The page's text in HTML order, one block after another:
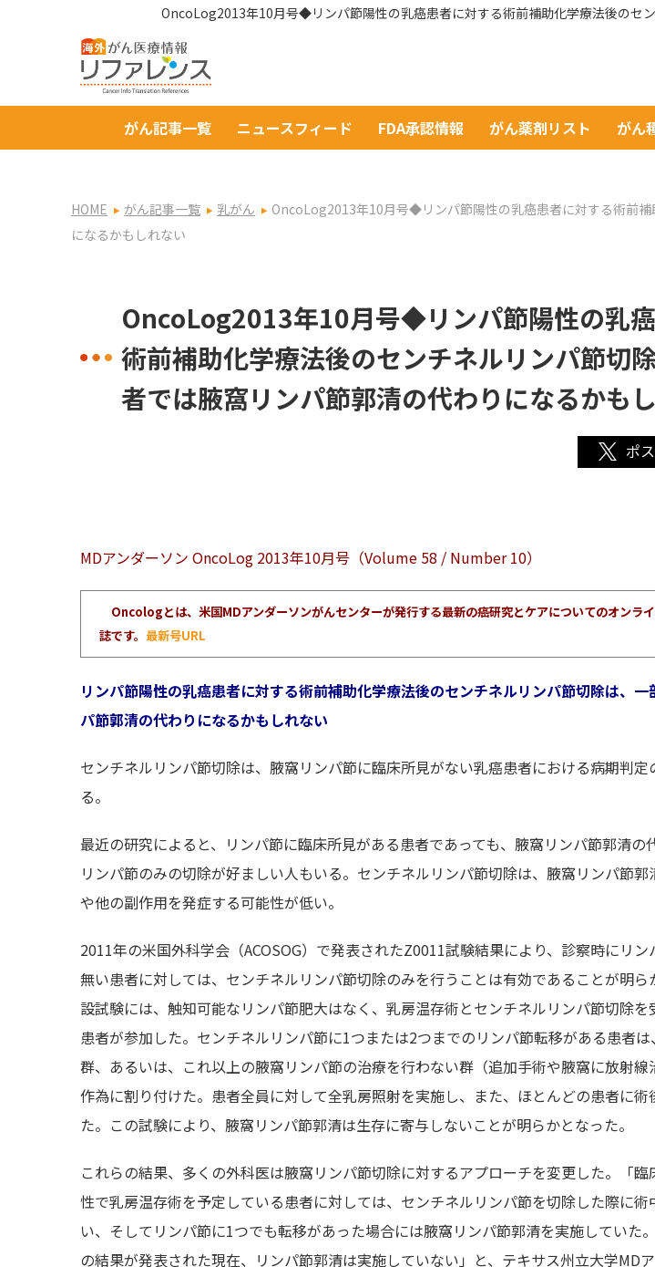
OncoLog2013年10月号◆リンパ節陽性の乳癌患者に対する術前補助化学療法後のセ
がん記事一覧 ニュースフィード FDA承認情報 がん薬剤リスト がん
HOME がん記事一覧 乳がん
OncoLog2013年10月号◆リンパ節陽性の乳癌患者に対する術前
になるかもしれない
OncoLog2013年10月号◆リンパ節陽性の乳
術前補助化学療法後のセンチネルリンパ節切
者では腋窩リンパ節郭清の代わりになるかも
MDアンダーソン OncoLog 2013年10月号（Volume 58 / Number 10）
Oncologとは、米国MDアンダーソンがんセンターが発行する最新の癌研究とケアについてのオンラ
誌です。 最新号URL
リンパ節陽性の乳癌患者に対する術前補助化学療法後のセンチネルリンパ節切除は、
パ節郭清の代わりになるかもしれない
センチネルリンパ節切除は、腋窩リンパ節に臨床所見がない乳癌患者における病期判定
る。
最近の研究によると、リンパ節に臨床所見がある患者であっても、腋窩リンパ節郭清の
リンパ節のみの切除が好ましい人もいる。センチネルリンパ節切除は、腋窩リンパ節郭
や他の副作用を発症する可能性が低い。
2011年の米国外科学会（ACOSOG）で発表されたZ0011試験結果により、診察時にリ
無い患者に対しては、センチネルリンパ節切除のみを行うことは有効であることが明
設試験には、触知可能なリンパ節肥大はなく、乳房温存術とセンチネルリンパ節切除
患者が参加した。センチネルリンパ節に1つまたは2つまでのリンパ節転移がある患者
群、あるいは、これ以上の腋窩リンパ節の治療を行わない群（追加手術や腋窩に放射
作為に割り付けた。患者全員に対して全乳房照射を実施し、また、ほとんどの患者に術
た。この試験により、腋窩リンパ節郭清は生存に寄与しないことが明らかとなった。
これらの結果、多くの外科医は腋窩リンパ節切除に対するアプローチを変更した。「
性で乳房温存術を予定している患者に対しては、センチネルリンパ節を切除した際に
い、そしてリンパ節に1つでも転移があった場合には腋窩リンパ節郭清を実施していた
の結果が発表された現在、リンパ節郭清は実施していない」と、テキサス州立大学MD